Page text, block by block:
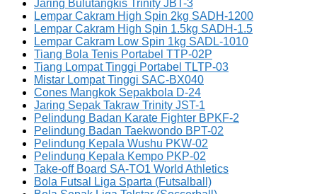
Jaring Bulutangkis Trinity JBT-3
Lempar Cakram High Spin 2kg SADH-1200
Lempar Cakram High Spin 1.5kg SADH-1.5
Lempar Cakram Low Spin 1kg SADL-1010
Tiang Bola Tenis Portabel TTP-02P
Tiang Lompat Tinggi Portabel TLTP-03
Mistar Lompat Tinggi SAC-BX040
Cones Mangkok Sepakbola D-24
Jaring Sepak Takraw Trinity JST-1
Pelindung Badan Karate Fighter BPKF-2
Pelindung Badan Taekwondo BPT-02
Pelindung Kepala Wushu PKW-02
Pelindung Kepala Kempo PKP-02
Take-off Board SA-TO1 World Athletics
Bola Futsal Liga Sparta (Futsalball)